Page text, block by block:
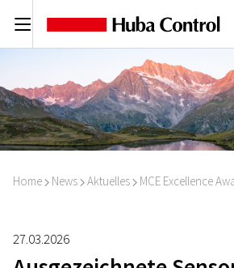
C
Home I News I Aktuelles I MCE Excellence
27.03.2026